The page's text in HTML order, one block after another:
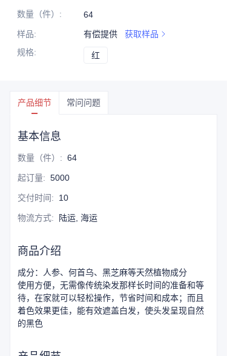
数量（件） :
64
样品: 有偿提供
获取样品
规格: 红
产品细节 常问问题
基本信息
数量（件） : 64
起订量: 5000
交付时间: 10
物流方式: 陆运, 海运
商品介绍
成分：人参、何首乌、黑芝麻等天然植物成分
使用方便，无需像传统染发那样长时间的准备和等
待，在家就可以轻松操作，节省时间和成本；而且
着色效果更佳，能有效遮盖白发，使头发呈现自然
的黑色